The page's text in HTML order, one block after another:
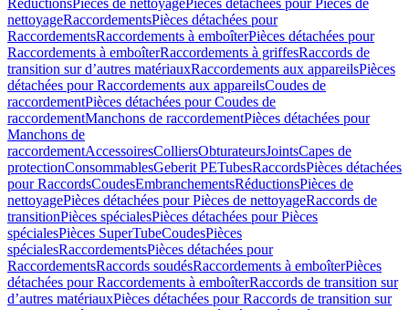
RéductionsPièces de nettoyagePièces détachées pour Pièces de
nettoyageRaccordementsPièces détachées pour
RaccordementsRaccordements à emboîterPièces détachées pour
Raccordements à emboîterRaccordements à griffesRaccords de
transition sur d’autres matériauxRaccordements aux appareilsPièces
détachées pour Raccordements aux appareilsCoudes de
raccordementPièces détachées pour Coudes de
raccordementManchons de raccordementPièces détachées pour
Manchons de
raccordementAccessoiresColliersObturateursJointsCapes de
protectionConsommablesGeberit PETubesRaccordsPièces détachées
pour RaccordsCoudesEmbranchementsRéductionsPièces de
nettoyagePièces détachées pour Pièces de nettoyageRaccords de
transitionPièces spécialesPièces détachées pour Pièces
spécialesPièces SuperTubeCoudesPièces
spécialesRaccordementsPièces détachées pour
RaccordementsRaccords soudésRaccordements à emboîterPièces
détachées pour Raccordements à emboîterRaccords de transition sur
d’autres matériauxPièces détachées pour Raccords de transition sur